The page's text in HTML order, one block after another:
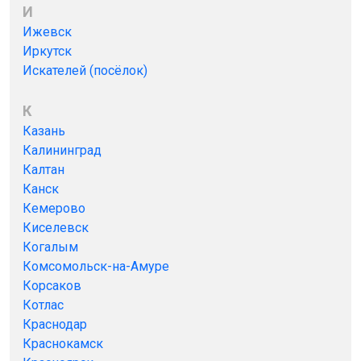
И
Ижевск
Иркутск
Искателей (посёлок)
К
Казань
Калининград
Калтан
Канск
Кемерово
Киселевск
Когалым
Комсомольск-на-Амуре
Корсаков
Котлас
Краснодар
Краснокамск